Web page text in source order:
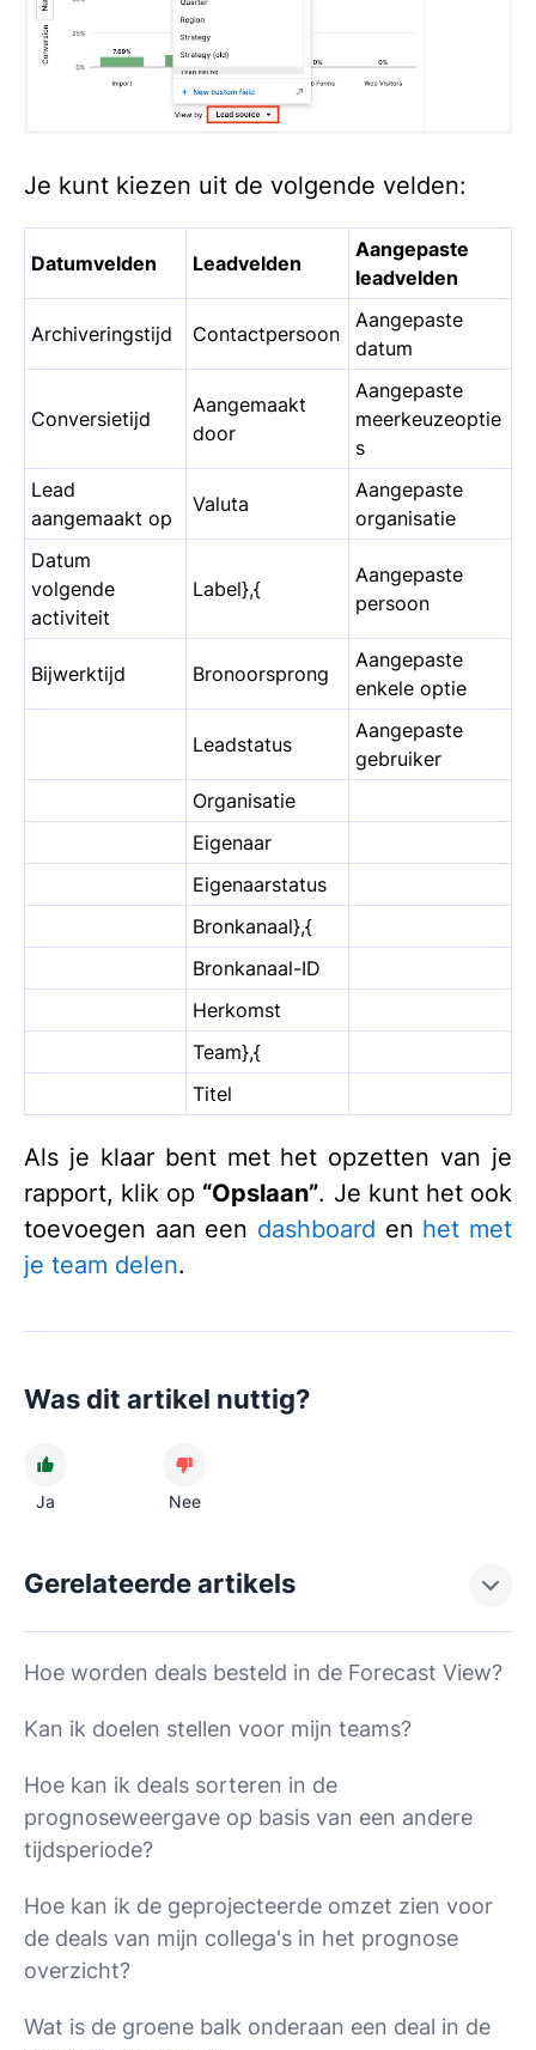
Je kunt kiezen uit de volgende velden:
Datumvelden Leadvelden
Aangepaste
leadvelden
Archiveringstijd Contactpersoon
Aangepaste
datum
Conversietijd
Aangemaakt
door
Aangepaste
meerkeuzeoptie
s
Lead
aangemaakt op
Valuta
Aangepaste
organisatie
Datum
volgende
activiteit
Label},{
Aangepaste
persoon
Bijwerktijd Bronoorsprong
Aangepaste
enkele optie
Leadstatus
Aangepaste
gebruiker
Organisatie
Eigenaar
Eigenaarstatus
Bronkanaal},{
Bronkanaal-ID
Herkomst
Team},{
Titel
Als je klaar bent met het opzetten van je
rapport, klik op “Opslaan”. Je kunt het ook
toevoegen aan een dashboard en het met
je team delen.
Was dit artikel nuttig?
Ja Nee
Gerelateerde artikels
Hoe worden deals besteld in de Forecast View?
Kan ik doelen stellen voor mijn teams?
Hoe kan ik deals sorteren in de
prognoseweergave op basis van een andere
tijdsperiode?
Hoe kan ik de geprojecteerde omzet zien voor
de deals van mijn collega's in het prognose
overzicht?
Wat is de groene balk onderaan een deal in de